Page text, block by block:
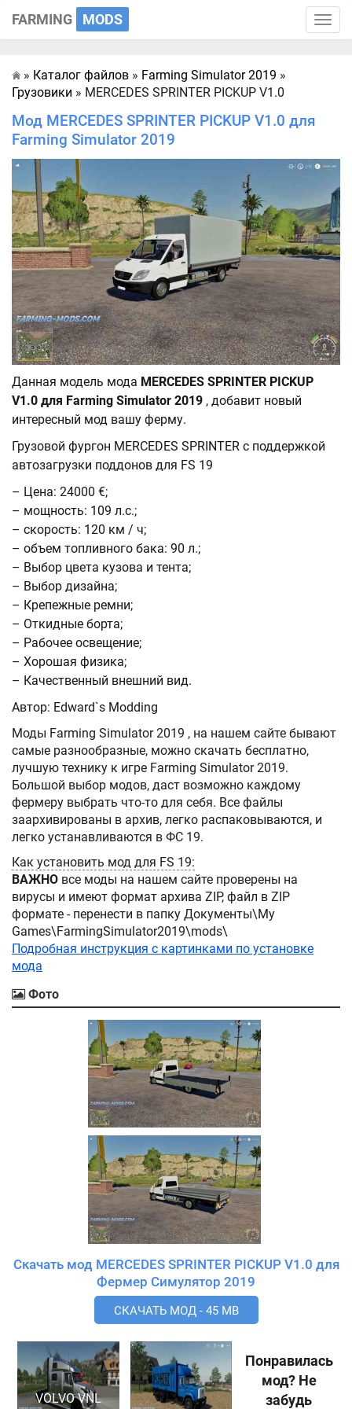
Toggle
FARMING MODS
Главная
» Каталог файлов » Farming Simulator 2019 »
Грузовики » MERCEDES SPRINTER PICKUP V1.0
Мод MERCEDES SPRINTER PICKUP V1.0 для
Farming Simulator 2019
Данная модель мода MERCEDES SPRINTER PICKUP
V1.0 для Farming Simulator 2019 , добавит новый
интересный мод вашу ферму.
Грузовой фургон MERCEDES SPRINTER с поддержкой
автозагрузки поддонов для FS 19
– Цена: 24000 €;
– мощность: 109 л.с.;
– скорость: 120 км / ч;
– объем топливного бака: 90 л.;
– Выбор цвета кузова и тента;
– Выбор дизайна;
– Крепежные ремни;
– Откидные борта;
– Рабочее освещение;
– Хорошая физика;
– Качественный внешний вид.
Автор: Edward`s Modding
Моды Farming Simulator 2019 , на нашем сайте бывают
самые разнообразные, можно скачать бесплатно,
лучшую технику к игре Farming Simulator 2019.
Большой выбор модов, даст возможно каждому
фермеру выбрать что-то для себя. Все файлы
заархивированы в архив, легко распаковываются, и
легко устанавливаются в ФС 19.
Как установить мод для FS 19:
ВАЖНО все моды на нашем сайте проверены на
вирусы и имеют формат архива ZIP, файл в ZIP
формате - перенести в папку Документы\My
Games\FarmingSimulator2019\mods\
Подробная инструкция с картинками по установке
мода
Фото
Скачать мод MERCEDES SPRINTER PICKUP V1.0 для
Фермер Симулятор 2019
СКАЧАТЬ МОД - 45 MB
VOLVO VNL
Понравилась
мод? Не
забудь